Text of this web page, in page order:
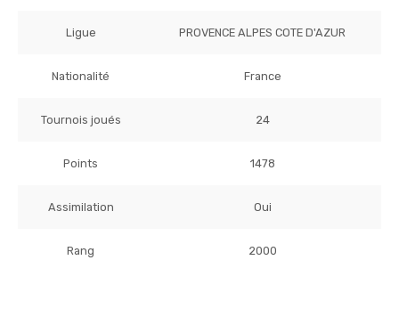
Ligue PROVENCE ALPES COTE D'AZUR
Nationalité France
Tournois joués 24
Points 1478
Assimilation Oui
Rang 2000